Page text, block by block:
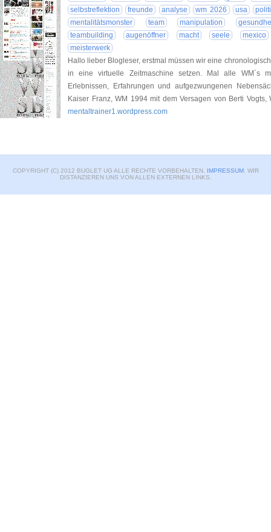
selbstreflektion
freunde analyse wm 2026 usa
mentalitätsmonster
team manipulation
teambuilding
augenöffner macht seele
mexico
meisterwerk
Hallo lieber Blogleser, erstmal müssen wir eine
in eine virtuelle Zeitmaschine setzen. Mal alle WM`s
Erlebnissen, Erfahrungen und aufgezwungenen
Kaiser Franz, WM 1994 mit dem Versagen von Berti
mentaltrainer1.wordpress.com
COPYRIGHT (C) 2012 BUGLET UG ALLE RECHTE VORBEHALTEN. IMPRESSUM. WIR
DISTANZIEREN UNS VON ALLEN EXTERNEN LINKS.